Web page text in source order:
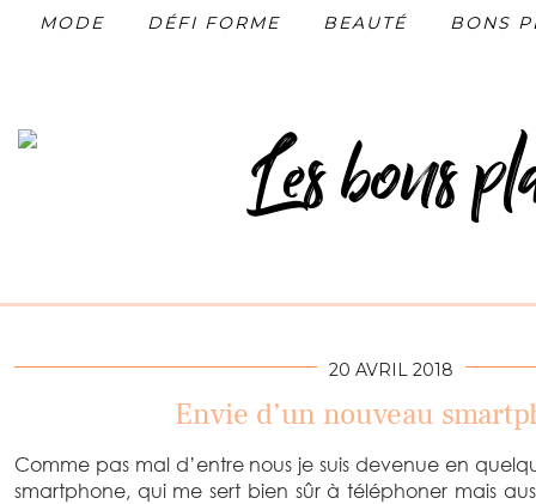
MODE DÉFI FORME BEAUTÉ BONS
20 AVRIL 2018
Envie d’un nouveau
Comme pas mal d’entre nous je suis devenue en
smartphone, qui me sert bien sûr à téléphoner mais